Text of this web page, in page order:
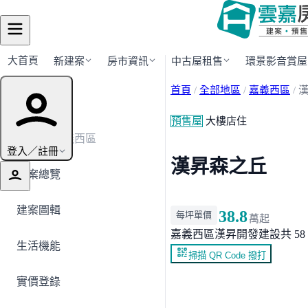
大首頁 新建案 房市資訊 中古屋租售 環景影音賞屋
登入／註冊
建案導覽
← 返回嘉義西區
建案總覽
建案圖輯
生活機能
實價登錄
首頁 / 全部地區 / 嘉義西區 /
預售屋 大樓店住
漢昇森之丘
每坪單價 38.8萬起
嘉義西區漢昇開發建設共 58
掃描 QR Code 撥打